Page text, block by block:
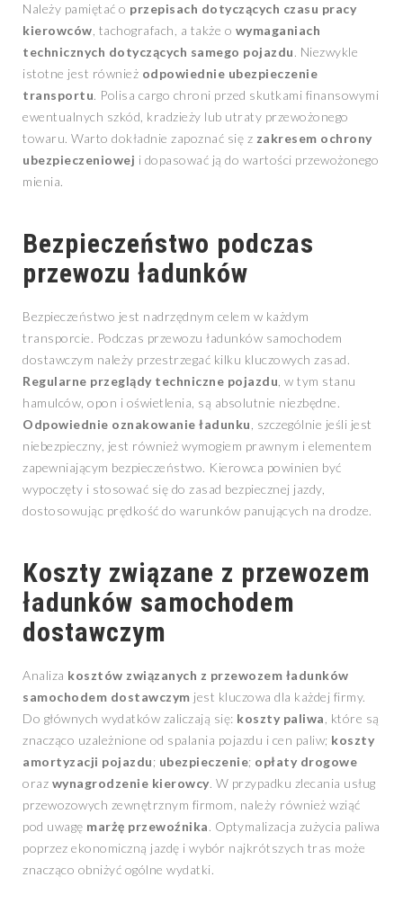
Należy pamiętać o przepisach dotyczących czasu pracy
kierowców , tachografach, a także o wymaganiach
technicznych dotyczących samego pojazdu. Niezwykle
istotne jest również odpowiednie ubezpieczenie
transportu. Polisa cargo chroni przed skutkami finansowymi
ewentualnych szkód, kradzieży lub utraty przewożonego
towaru. Warto dokładnie zapoznać się z zakresem ochrony
ubezpieczeniowej i dopasować ją do wartości przewożonego
mienia.
Bezpieczeństwo podczas
przewozu ładunków
Bezpieczeństwo jest nadrzędnym celem w każdym
transporcie. Podczas przewozu ładunków samochodem
dostawczym należy przestrzegać kilku kluczowych zasad.
Regularne przeglądy techniczne pojazdu , w tym stanu
hamulców, opon i oświetlenia, są absolutnie niezbędne.
Odpowiednie oznakowanie ładunku , szczególnie jeśli jest
niebezpieczny, jest również wymogiem prawnym i elementem
zapewniającym bezpieczeństwo. Kierowca powinien być
wypoczęty i stosować się do zasad bezpiecznej jazdy,
dostosowując prędkość do warunków panujących na drodze.
Koszty związane z przewozem
ładunków samochodem
dostawczym
Analiza kosztów związanych z przewozem ładunków
samochodem dostawczym jest kluczowa dla każdej firmy.
Do głównych wydatków zaliczają się: koszty paliwa , które są
znacząco uzależnione od spalania pojazdu i cen paliw; koszty
amortyzacji pojazdu; ubezpieczenie; opłaty drogowe
oraz wynagrodzenie kierowcy. W przypadku zlecania usług
przewozowych zewnętrznym firmom, należy również wziąć
pod uwagę marżę przewoźnika. Optymalizacja zużycia paliwa
poprzez ekonomiczną jazdę i wybór najkrótszych tras może
znacząco obniżyć ogólne wydatki.